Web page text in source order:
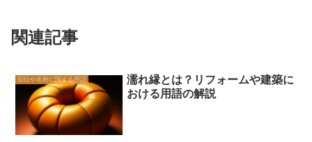
関連記事
部位や名称に関する用語
濡れ縁とは？リフォームや建築に
おける用語の解説